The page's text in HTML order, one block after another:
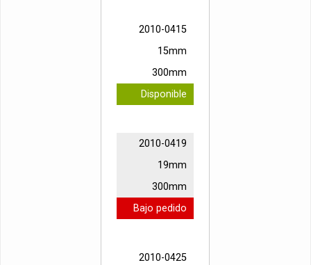
2010-0415
15mm
300mm
Disponible
2010-0419
19mm
300mm
Bajo pedido
2010-0425